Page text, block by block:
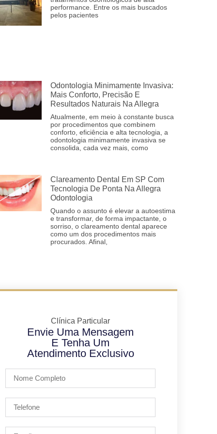
performance. Entre os mais buscados
pelos pacientes
Odontologia Minimamente Invasiva:
Mais Conforto, Precisão E
Resultados Naturais Na Allegra
Atualmente, em meio à constante busca
por procedimentos que combinem
conforto, eficiência e alta tecnologia, a
odontologia minimamente invasiva se
consolida, cada vez mais, como
Clareamento Dental Em SP Com
Tecnologia De Ponta Na Allegra
Odontologia
Quando o assunto é elevar a autoestima
e transformar, de forma impactante, o
sorriso, o clareamento dental aparece
como um dos procedimentos mais
procurados. Afinal,
Envie Uma Mensagem
E Tenha Um
Atendimento Exclusivo
Clínica Particular